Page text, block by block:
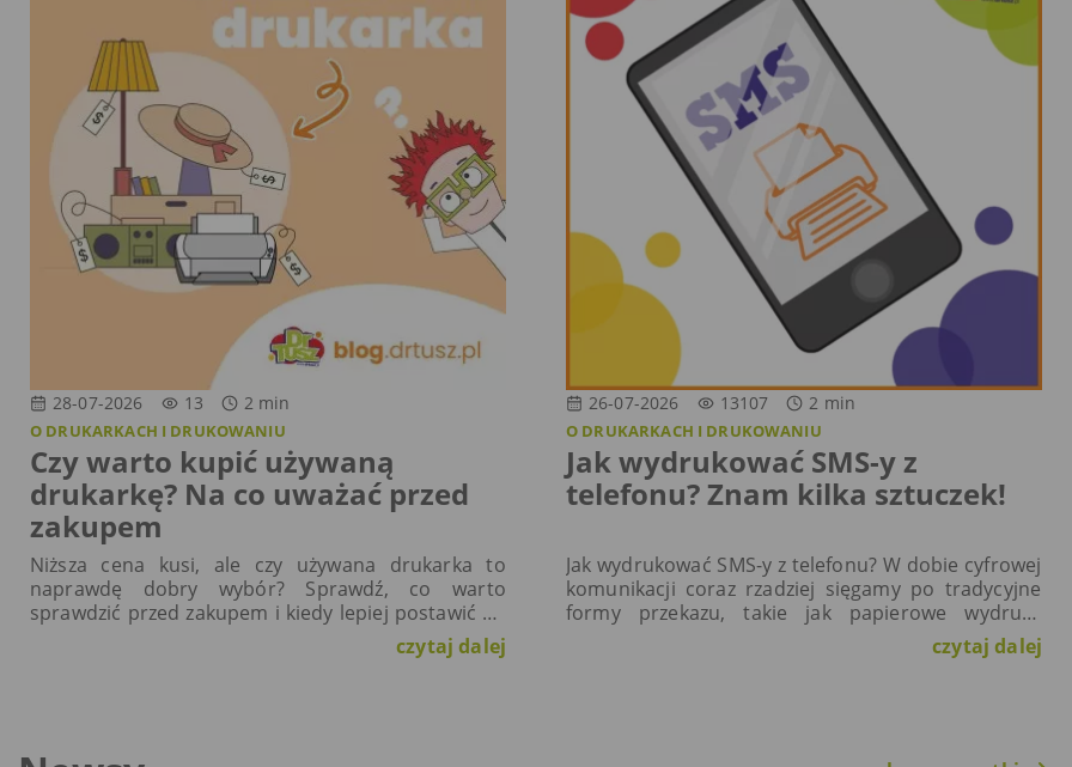
28-07-2026 13 2 min
O DRUKARKACH I DRUKOWANIU
Czy warto kupić używaną
drukarkę? Na co uważać przed
zakupem
Niższa cena kusi, ale czy używana drukarka to
naprawdę dobry wybór? Sprawdź, co warto
sprawdzić przed zakupem i kiedy lepiej postawić na
czytaj dalej
26-07-2026 13107 2 min
O DRUKARKACH I DRUKOWANIU
Jak wydrukować SMS-y z
telefonu? Znam kilka sztuczek!
Jak wydrukować SMS-y z telefonu? W dobie cyfrowej
komunikacji coraz rzadziej sięgamy po tradycyjne
formy przekazu, takie jak papierowe wydruki.
Czasami jednak zachodzi potrzeba wydrukowania
czytaj dalej